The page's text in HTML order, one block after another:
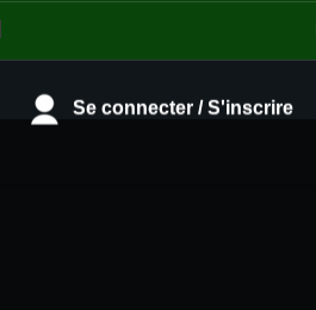
Se connecter / S'inscrire